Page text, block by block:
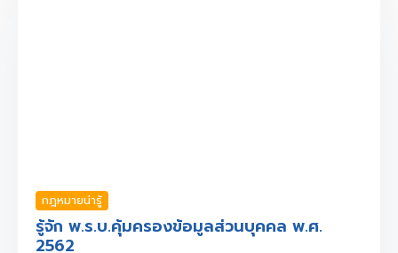
กฎหมายน่ารู้
รู้จัก พ.ร.บ.คุ้มครองข้อมูลส่วนบุคคล พ.ศ.
2562